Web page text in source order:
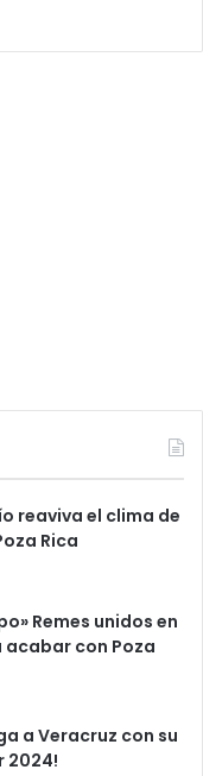
reaviva el clima de
Rica
Remes unidos en
con Poza
a Veracruz con su
2024!